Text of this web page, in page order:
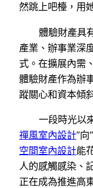
然跳上吧檯，用
體驗財產具
產業、辦事業深
式。在擴展內需
體驗財產作為辦
蹤關心和資本傾
一段時光以
禪風室內設計”向
空間室內設計能
人的感觸感染、
正在成為推進高